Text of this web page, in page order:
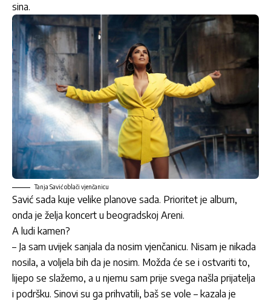
sina.
Tanja Savić oblači vjenčanicu
Savić sada kuje velike planove sada. Prioritet je album,
onda je želja koncert u beogradskoj Areni.
A ludi kamen?
– Ja sam uvijek sanjala da nosim vjenčanicu. Nisam je nikada
nosila, a voljela bih da je nosim. Možda će se i ostvariti to,
lijepo se slažemo, a u njemu sam prije svega našla prijatelja
i podršku. Sinovi su ga prihvatili, baš se vole – kazala je